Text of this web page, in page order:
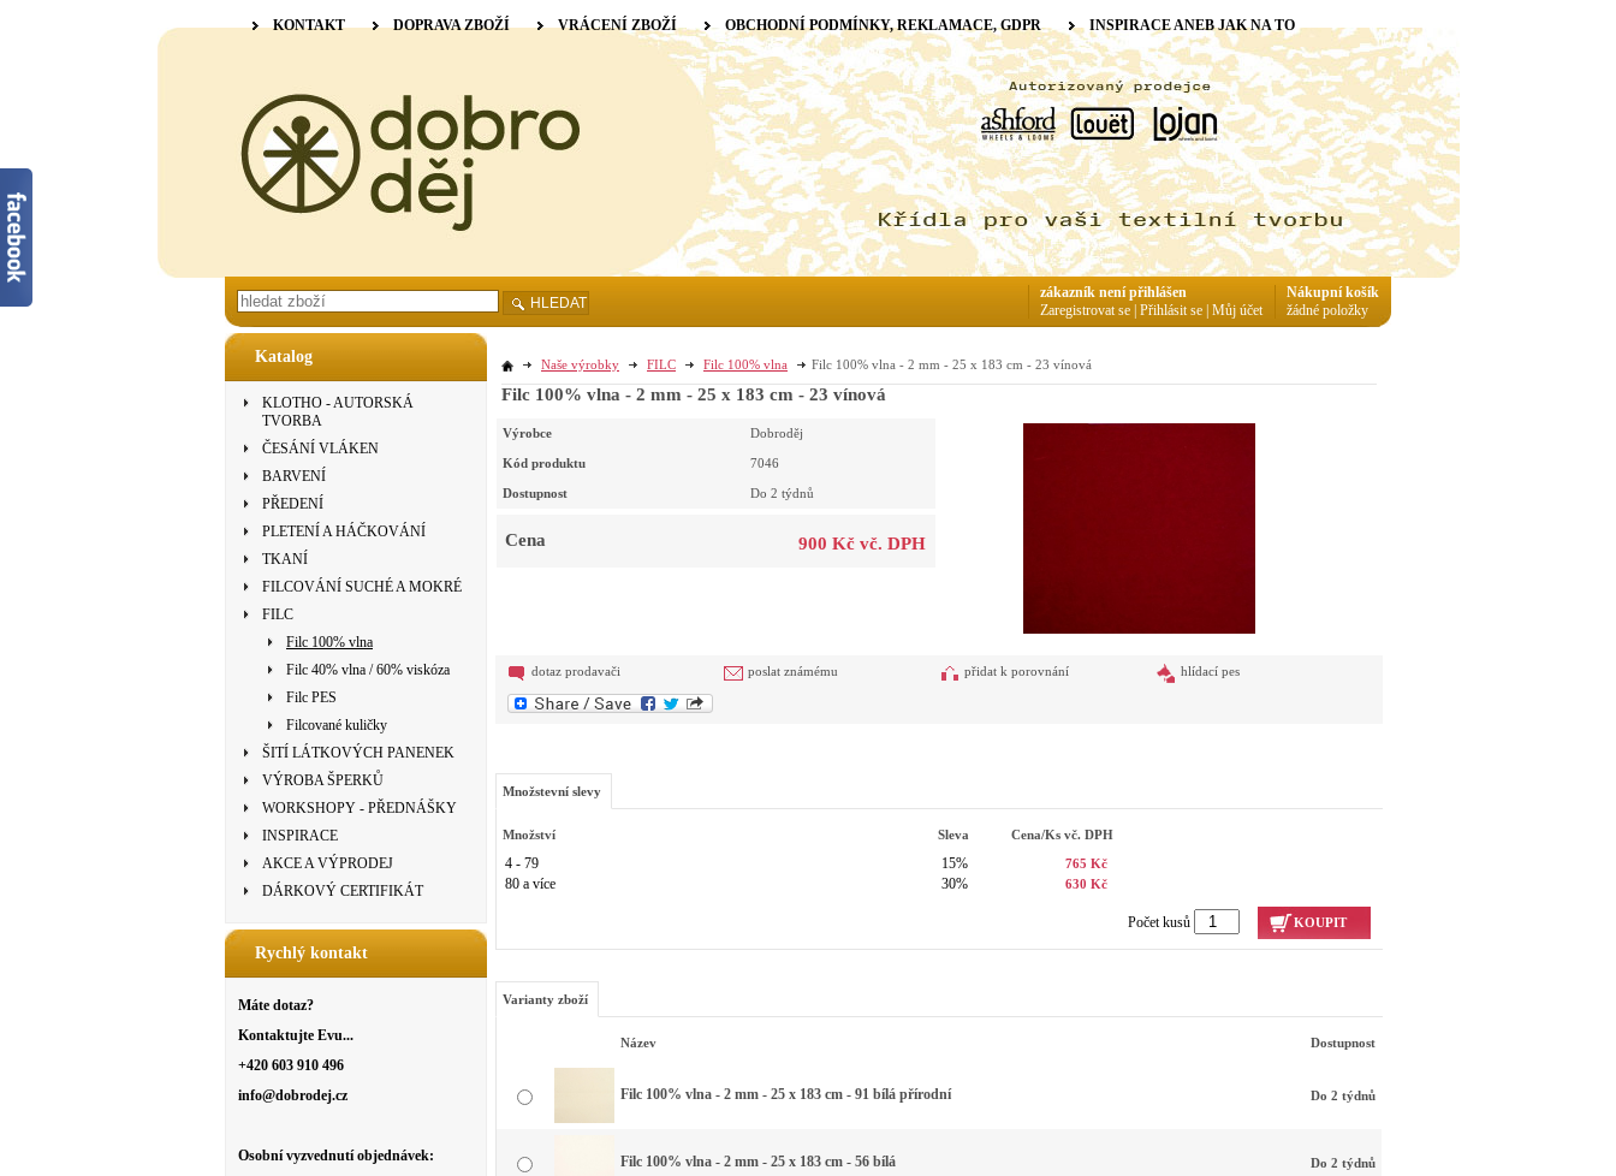
Katalog
KLOTHO - AUTORSKÁ
TVORBA
ČESÁNÍ VLÁKEN
BARVENÍ
PŘEDENÍ
PLETENÍ A HÁČKOVÁNÍ
TKANÍ
FILCOVÁNÍ SUCHÉ A MOKRÉ
FILC
Filc 100% vlna
Filc 40% vlna / 60% viskóza
Filc PES
Filcované kuličky
ŠITÍ LÁTKOVÝCH PANENEK
VÝROBA ŠPERKŮ
WORKSHOPY - PŘEDNÁŠKY
INSPIRACE
AKCE A VÝPRODEJ
DÁRKOVÝ CERTIFIKÁT
Rychlý kontakt
Máte dotaz?
Kontaktujte Evu...
+420 603 910 496
info@dobrodej.cz
Osobní vyzvednutí objednávek:
Naše výrobky FILC Filc 100% vlna Filc 100% vlna - 2 mm - 25 x 183 cm - 23 vínová
Filc 100% vlna - 2 mm - 25 x 183 cm - 23 vínová
Výrobce Dobroděj
Kód produktu 7046
Dostupnost Do 2 týdnů
Cena 900 Kč vč. DPH
dotaz prodavači poslat známému přidat k porovnání hlídací pes
Množstevní slevy
Množství Sleva Cena/ks vč. DPH
4 - 79 15% 765 Kč
80 a více 30% 630 Kč
Počet kusů KOUPIT
Varianty zboží
Název Dostupnost
Filc 100% vlna - 2 mm - 25 x 183 cm - 91 bílá přírodní Do 2 týdnů
Filc 100% vlna - 2 mm - 25 x 183 cm - 56 bílá Do 2 týdnů
KONTAKT DOPRAVA ZBOŽÍ VRÁCENÍ ZBOŽÍ OBCHODNÍ PODMÍNKY, REKLAMACE, GDPR INSPIRACE ANEB JAK NA TO
HLEDAT
Nákupní košík
žádné položky
zákazník není přihlášen
Zaregistrovat se Přihlásit se Můj účet